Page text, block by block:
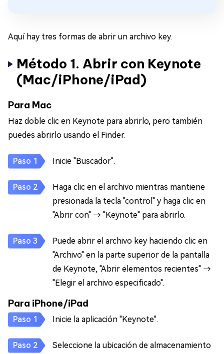
Aquí hay tres formas de abrir un archivo key.
Método 1. Abrir con Keynote
(Mac/iPhone/iPad)
Para Mac
Haz doble clic en Keynote para abrirlo, pero también
puedes abrirlo usando el Finder.
Inicie "Buscador".
Haga clic en el archivo mientras mantiene
presionada la tecla "control" y haga clic en
"Abrir con" → "Keynote" para abrirlo.
Puede abrir el archivo key haciendo clic en
"Archivo" en la parte superior de la pantalla
de Keynote, "Abrir elementos recientes" →
"Elegir el archivo especificado".
Para iPhone/iPad
Inicie la aplicación "Keynote".
Seleccione la ubicación de almacenamiento